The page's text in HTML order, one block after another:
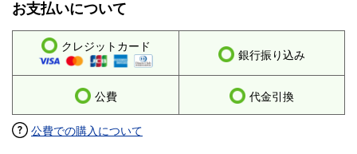
お支払いについて
クレジットカード
銀行振り込み
公費 代金引換
公費での購入について